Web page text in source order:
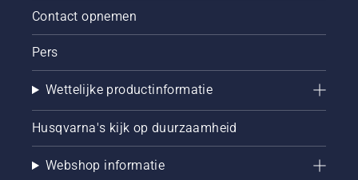
Contact opnemen
Pers
Wettelijke productinformatie
Husqvarna's kijk op duurzaamheid
Webshop informatie